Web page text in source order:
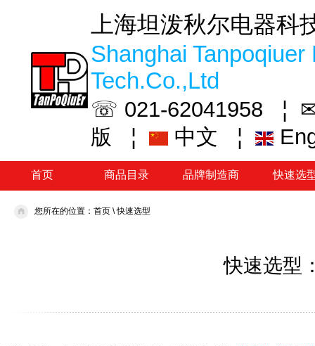
上海坦泼秋尔电器科
Shanghai
Tech.Co.,Ltd
☏ 021-62041958 ¦
版
¦ 中文 ¦
首页 商品目录 品牌制造商 快速选
您所在的位置： 首页 \快速选型
快速选型